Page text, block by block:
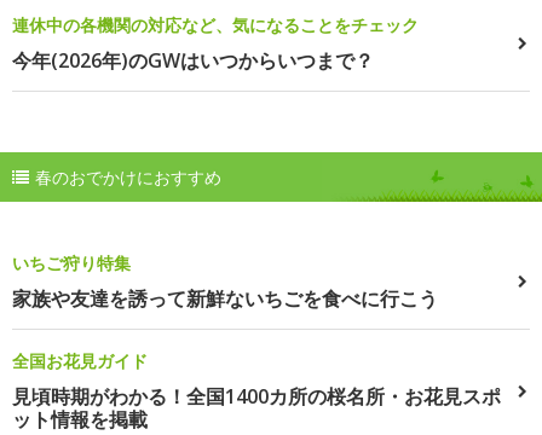
連休中の各機関の対応など、気になることをチェック
今年(2026年)のGWはいつからいつまで？
春のおでかけにおすすめ
いちご狩り特集
家族や友達を誘って新鮮ないちごを食べに行こう
全国お花見ガイド
見頃時期がわかる！全国1400カ所の桜名所・お花見スポ
ット情報を掲載